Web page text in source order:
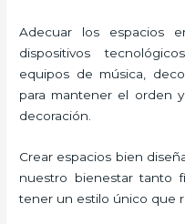
Adecuar los espacios
dispositivos
equipos de música,
para mantener el orden
decoración.
Crear espacios bien
nuestro bienestar tanto
tener un estilo único que